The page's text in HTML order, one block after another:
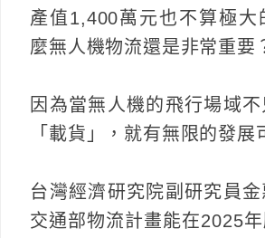
產值1,400萬元也不算極大
麼無人機物流還是非常重要
因為當無人機的飛行場域不
「載貨」，就有無限的發展
台灣經濟研究院副研究員
交通部物流計畫能在2025年